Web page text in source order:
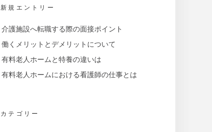
新規エントリー
介護施設へ転職する際の面接ポイント
働くメリットとデメリットについて
有料老人ホームと特養の違いは
有料老人ホームにおける看護師の仕事とは
カテゴリー